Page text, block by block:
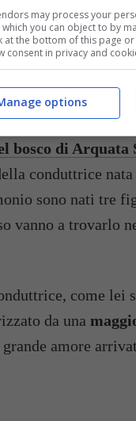
di Antonella Clerici (IG
bosco di Arquata
conduttrice
sono nati tre
vanno a trovarlo
come lei
da una
amore
may process your
which you can object to by
at the bottom of this page
consent in privacy and
options